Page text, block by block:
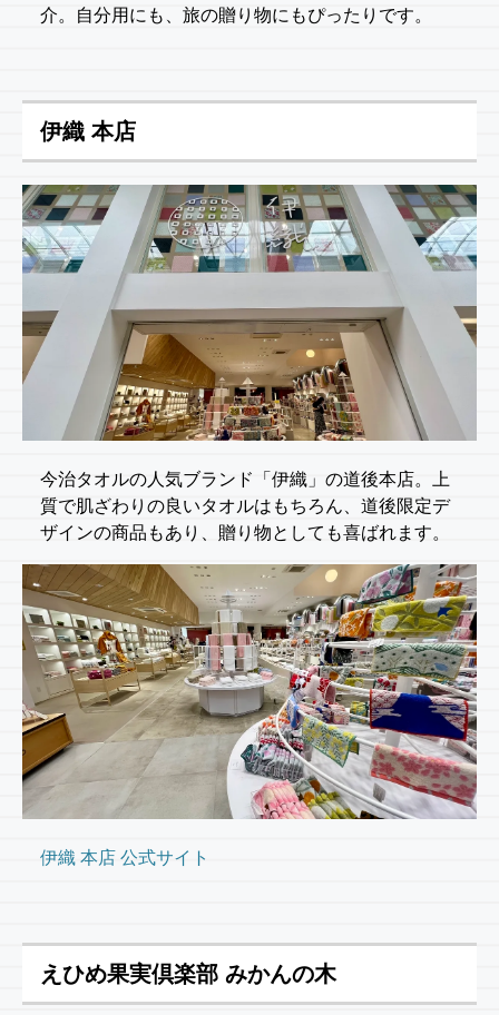
介。自分用にも、旅の贈り物にもぴったりです。
伊織 本店
今治タオルの人気ブランド「伊織」の道後本店。上
質で肌ざわりの良いタオルはもちろん、道後限定デ
ザインの商品もあり、贈り物としても喜ばれます。
伊織 本店 公式サイト
えひめ果実倶楽部 みかんの木